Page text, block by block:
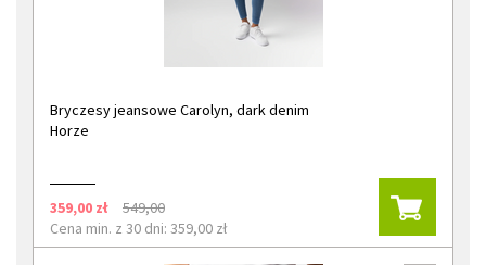
Bryczesy jeansowe Carolyn, dark denim
Horze
359,00 zł
549,00
Cena min. z 30 dni: 359,00 zł